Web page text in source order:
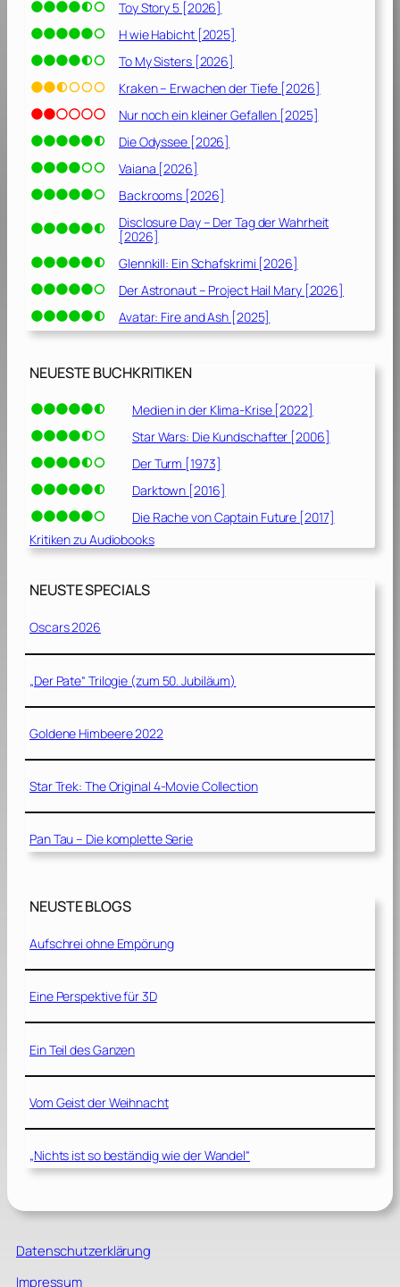
Toy Story 5 [2026]
H wie Habicht [2025]
To My Sisters [2026]
Kraken – Erwachen der Tiefe [2026]
Nur noch ein kleiner Gefallen [2025]
Die Odyssee [2026]
Vaiana [2026]
Backrooms [2026]
Disclosure Day – Der Tag der Wahrheit
[2026]
Glennkill: Ein Schafskrimi [2026]
Der Astronaut – Project Hail Mary [2026]
Avatar: Fire and Ash [2025]
NEUESTE BUCHKRITIKEN
Medien in der Klima-Krise [2022]
Star Wars: Die Kundschafter [2006]
Der Turm [1973]
Darktown [2016]
Die Rache von Captain Future [2017]
Kritiken zu Audiobooks
NEUSTE SPECIALS
Oscars 2026
„Der Pate“ Trilogie (zum 50. Jubiläum)
Goldene Himbeere 2022
Star Trek: The Original 4-Movie Collection
Pan Tau – Die komplette Serie
NEUSTE BLOGS
Aufschrei ohne Empörung
Eine Perspektive für 3D
Ein Teil des Ganzen
Vom Geist der Weihnacht
„Nichts ist so beständig wie der Wandel“
Datenschutzerklärung
Impressum